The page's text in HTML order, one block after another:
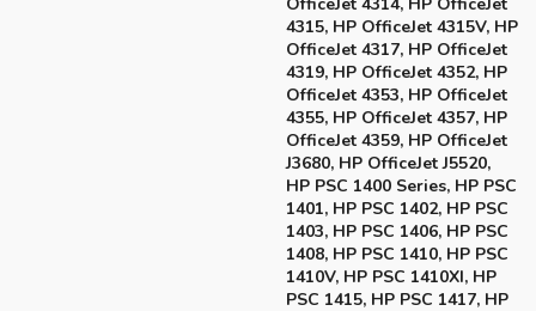
OfficeJet 4314, HP OfficeJet
4315, HP OfficeJet 4315V, HP
OfficeJet 4317, HP OfficeJet
4319, HP OfficeJet 4352, HP
OfficeJet 4353, HP OfficeJet
4355, HP OfficeJet 4357, HP
OfficeJet 4359, HP OfficeJet
J3680, HP OfficeJet J5520,
HP PSC 1400 Series, HP PSC
1401, HP PSC 1402, HP PSC
1403, HP PSC 1406, HP PSC
1408, HP PSC 1410, HP PSC
1410V, HP PSC 1410XI, HP
PSC 1415, HP PSC 1417, HP